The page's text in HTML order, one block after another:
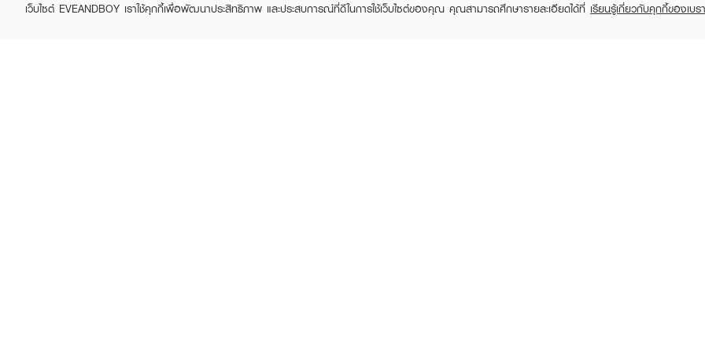
เว็บไซต์ EVEANDBOY เราใช้คุกกี้เพื่อพัฒนาประสิทธิภาพ และประสบการณ์ที่ดีในการใช้เว็บไซต์ของคุณ คุณสามารถศึกษารายละเอียดได้ที่ เรียนรู้เกี่ยวกับคุกกี้ของเบร